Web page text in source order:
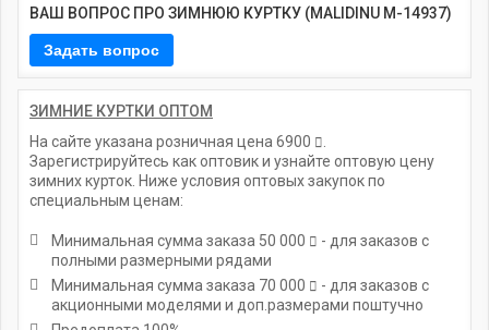
ВАШ ВОПРОС ПРО ЗИМНЮЮ КУРТКУ (MALIDINU M-14937)
ЗИМНИЕ КУРТКИ ОПТОМ
На сайте указана розничная цена 6900
Зарегистрируйтесь как оптовик и узнайте оптовую цену
зимних курток. Ниже условия оптовых закупок по
специальным ценам:
Минимальная сумма заказа 50 000
- для заказов с
полными размерными рядами
Минимальная сумма заказа 70 000
- для заказов с
акционными моделями и доп.размерами поштучно